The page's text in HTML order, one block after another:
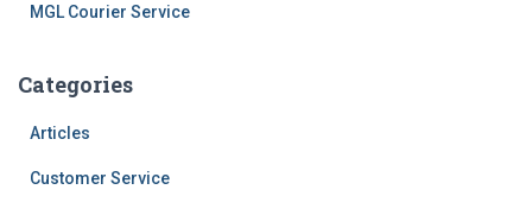
MGL Courier Service
Categories
Articles
Customer Service